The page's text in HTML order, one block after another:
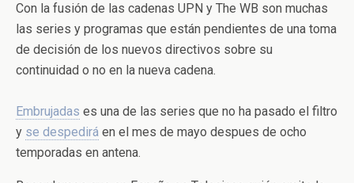
Con la fusión de las cadenas UPN y The WB son muchas
las series y programas que están pendientes de una toma
de decisión de los nuevos directivos sobre su
continuidad o no en la nueva cadena.
Embrujadas es una de las series que no ha pasado el filtro
y se despedirá en el mes de mayo despues de ocho
temporadas en antena.